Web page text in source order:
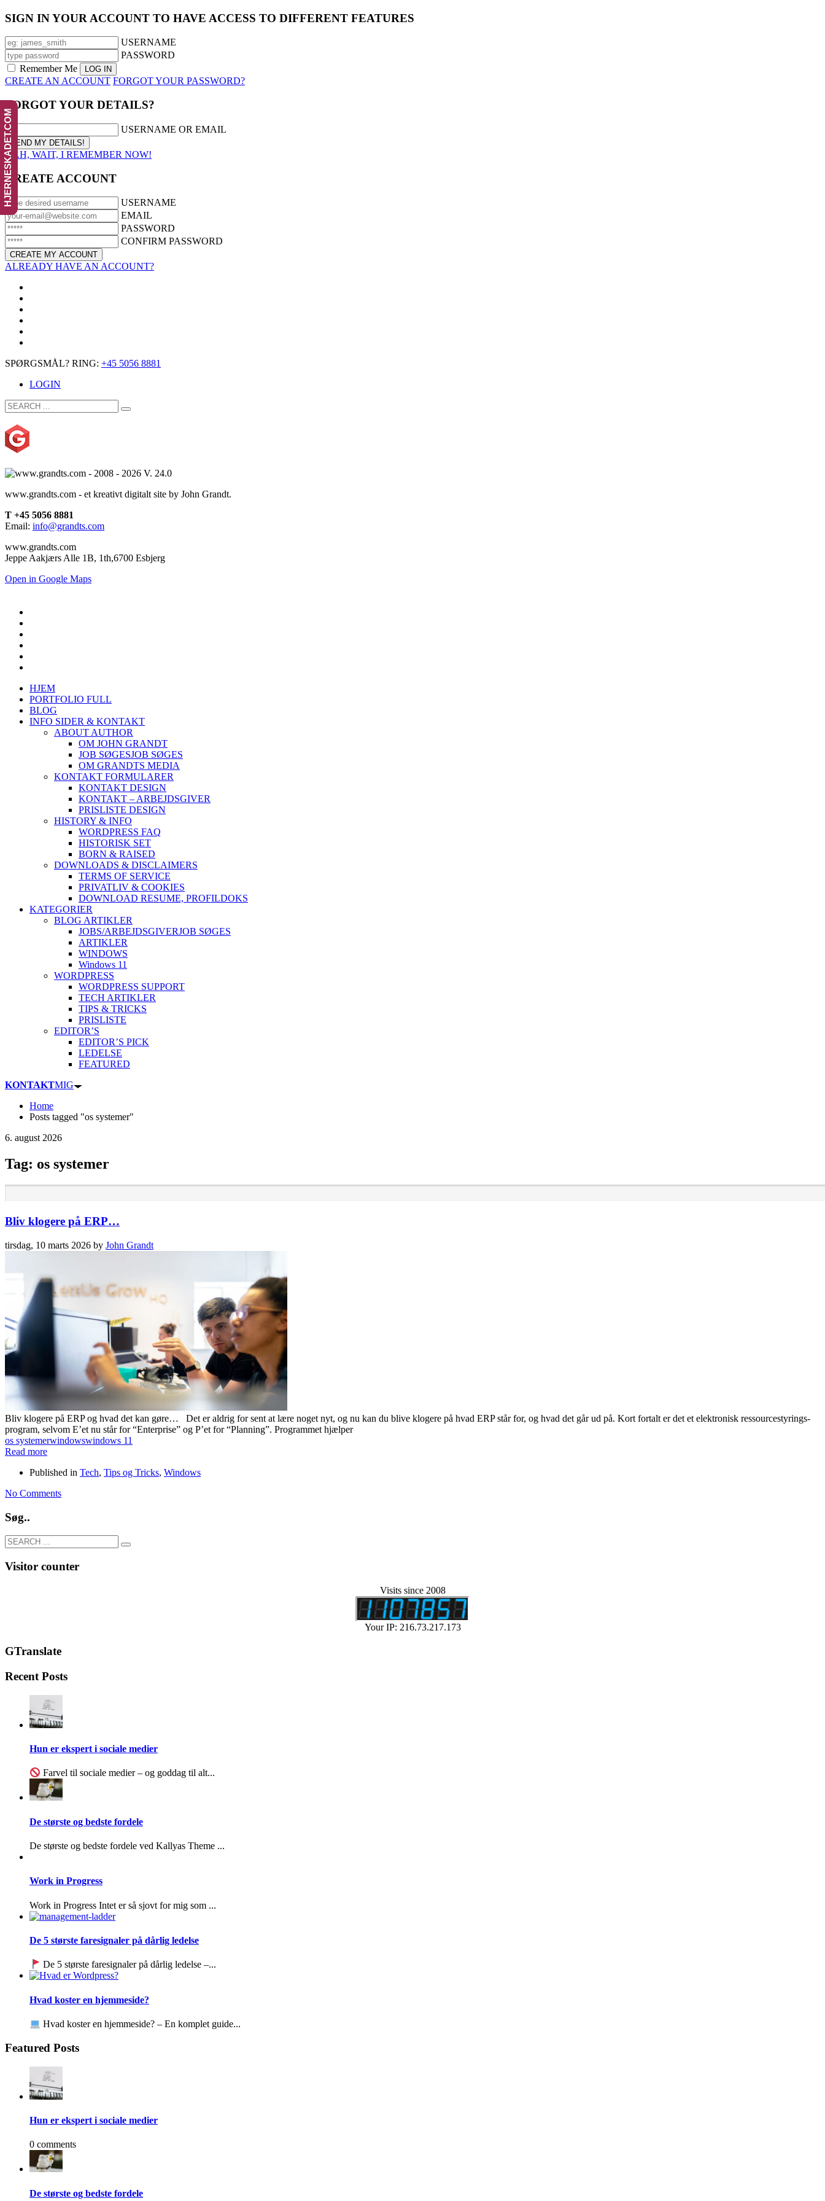
SIGN IN YOUR ACCOUNT TO HAVE ACCESS TO DIFFERENT FEATURES
USERNAME
PASSWORD
Remember Me
CREATE AN ACCOUNT FORGOT YOUR PASSWORD?
FORGOT YOUR DETAILS?
USERNAME OR EMAIL
AAH, WAIT, I REMEMBER NOW!
CREATE ACCOUNT
USERNAME
EMAIL
PASSWORD
CONFIRM PASSWORD
ALREADY HAVE AN ACCOUNT?
SPØRGSMÅL? RING: +45 5056 8881
LOGIN
www.grandts.com - et kreativt digitalt site by John Grandt.
T +45 5056 8881
Email: info@grandts.com
www.grandts.com
Jeppe Aakjærs Alle 1B, 1th,6700 Esbjerg
Open in Google Maps
HJEM
PORTFOLIO FULL
BLOG
INFO SIDER & KONTAKT
ABOUT AUTHOR
OM JOHN GRANDT
JOB SØGESJOB SØGES
OM GRANDTS MEDIA
KONTAKT FORMULARER
KONTAKT DESIGN
KONTAKT – ARBEJDSGIVER
PRISLISTE DESIGN
HISTORY & INFO
WORDPRESS FAQ
HISTORISK SET
BORN & RAISED
DOWNLOADS & DISCLAIMERS
TERMS OF SERVICE
PRIVATLIV & COOKIES
DOWNLOAD RESUME, PROFILDOKS
KATEGORIER
BLOG ARTIKLER
JOBS/ARBEJDSGIVERJOB SØGES
ARTIKLER
WINDOWS
Windows 11
WORDPRESS
WORDPRESS SUPPORT
TECH ARTIKLER
TIPS & TRICKS
PRISLISTE
EDITOR’S
EDITOR’S PICK
LEDELSE
FEATURED
KONTAKTMIG
Home
Posts tagged "os systemer"
6. august 2026
Tag: os systemer
Bliv klogere på ERP…
tirsdag, 10 marts 2026 by John Grandt
Bliv klogere på ERP og hvad det kan gøre… Det er aldrig for sent at lære noget nyt, og nu kan du blive klogere på hvad ERP står for, og hvad det går ud på. Kort fortalt er det et elektronisk ressourcestyrings-
program, selvom E’et nu står for “Enterprise” og P’et for “Planning”. Programmet hjælper
os systemerwindowswindows 11
Read more
Published in Tech, Tips og Tricks, Windows
No Comments
Søg..
Visitor counter
Visits since 2008
Your IP: 216.73.217.173
GTranslate
Recent Posts
Hun er ekspert i sociale medier
Farvel til sociale medier – og goddag til alt...
De største og bedste fordele
De største og bedste fordele ved Kallyas Theme ...
Work in Progress
Work in Progress Intet er så sjovt for mig som ...
De 5 største faresignaler på dårlig ledelse
De 5 største faresignaler på dårlig ledelse –...
Hvad koster en hjemmeside?
Hvad koster en hjemmeside? – En komplet guide...
Featured Posts
Hun er ekspert i sociale medier
0 comments
De største og bedste fordele
HJERNESKADET.COM